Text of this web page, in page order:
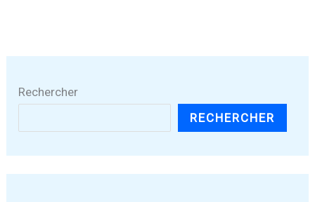
Rechercher
RECHERCHER